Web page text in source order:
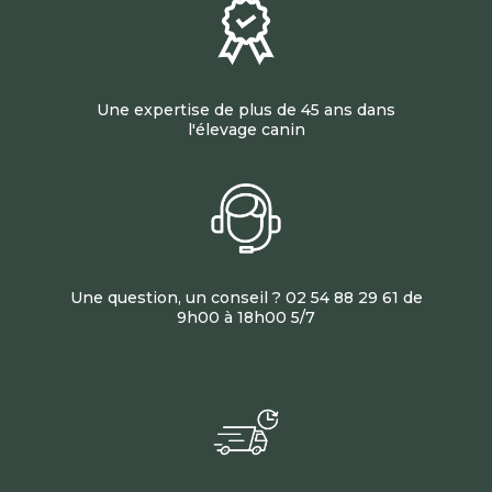
Une expertise de plus de 45 ans dans
l'élevage canin
Une question, un conseil ? 02 54 88 29 61 de
9h00 à 18h00 5/7